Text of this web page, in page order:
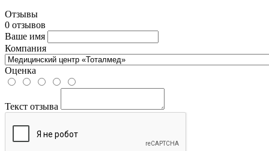
Отзывы
0 отзывов
Ваше имя
Компания
Оценка
Текст отзыва